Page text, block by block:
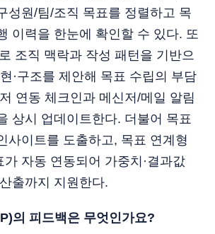
성원/팀/조직 목표를 정렬하고 목
이력을 한눈에 확인할 수 있다. 또
조직 맥락과 작성 패턴을 기반으
·구조를 제안해 목표 수립의 부담
연동 체크인과 메신저/메일 알림
상시 업데이트한다. 더불어 목표
사이트를 도출하고, 목표 연계형
가 자동 연동되어 가중치·결과값
출까지 지원한다.
의 피드백은 무엇인가요?